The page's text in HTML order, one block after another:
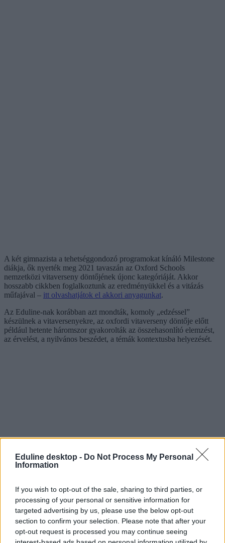
Eduline desktop - Do Not Process My Personal
Information
If you wish to opt-out of the sale, sharing to third parties, or
processing of your personal or sensitive information for
targeted advertising by us, please use the below opt-out
section to confirm your selection. Please note that after your
opt-out request is processed you may continue seeing
A két gimnazista a tehetséggondozó programokat kínáló Milestone
diákja, ők nyerték meg 2021 tavaszán az Oxford Schools
nemzetközi vitaverseny döntőjének újonc kategóriáját. Akkor
hosszabb cikkben foglalkoztunk az eredményükkel és a vitázás
műfajával – itt olvashatjátok el akkori anyagunkat.
Az Eduline-nak korábban azt mondták, komoly „edzéssel”
készülnek a vitaversenyekre, az oxfordi vitaverseny döntője előtt
például hetente háromszor gyakorolták az összehasonlító elemzést,
az érvelést, a nyilvános beszédet, a témák kontextusba helyezését.